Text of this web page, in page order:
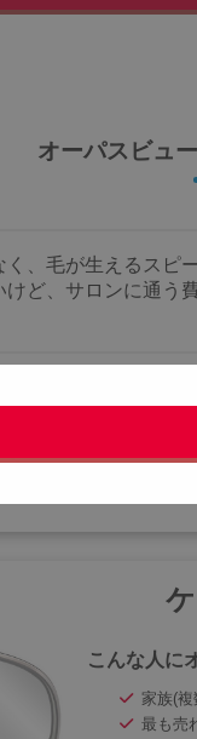
オーパスビュ
、毛が生えるスピ
けど、サロンに通う
で男は、女性より
より小さく使いや
く使っていけそうで
こんな人に
家族(
最も売